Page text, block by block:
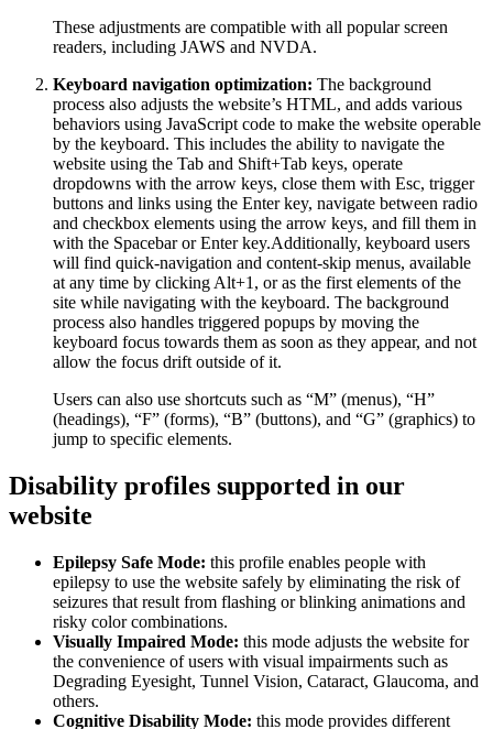
These adjustments are compatible with all popular screen
readers, including JAWS and NVDA.
Keyboard navigation optimization: The background
process also adjusts the website’s HTML, and adds various
behaviors using JavaScript code to make the website operable
by the keyboard. This includes the ability to navigate the
website using the Tab and Shift+Tab keys, operate
dropdowns with the arrow keys, close them with Esc, trigger
buttons and links using the Enter key, navigate between radio
and checkbox elements using the arrow keys, and fill them in
with the Spacebar or Enter key.Additionally, keyboard users
will find quick-navigation and content-skip menus, available
at any time by clicking Alt+1, or as the first elements of the
site while navigating with the keyboard. The background
process also handles triggered popups by moving the
keyboard focus towards them as soon as they appear, and not
allow the focus drift outside of it.
Users can also use shortcuts such as “M” (menus), “H”
(headings), “F” (forms), “B” (buttons), and “G” (graphics) to
jump to specific elements.
Disability profiles supported in our
website
Epilepsy Safe Mode: this profile enables people with
epilepsy to use the website safely by eliminating the risk of
seizures that result from flashing or blinking animations and
risky color combinations.
Visually Impaired Mode: this mode adjusts the website for
the convenience of users with visual impairments such as
Degrading Eyesight, Tunnel Vision, Cataract, Glaucoma, and
others.
Cognitive Disability Mode: this mode provides different